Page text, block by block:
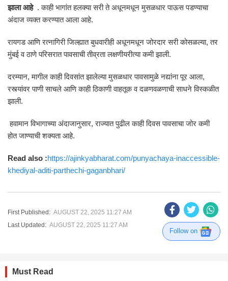
झाला आहे . काही भागांत हलक्या सरी ते अधूनमधून मुसळधार पाऊस पडण्याचा
अंदाज व्यक्त करण्यात आला आहे.
रायगड आणि रत्नागिरी जिल्ह्यात बुधवारीही अधूनमधून जोरदार सरी कोसळल्या, तर
मुंबई व ठाणे परिसरात पावसाची तीव्रता लक्षणीयरीत्या कमी झाली.
दरम्यान, मागील काही दिवसांत झालेल्या मुसळधार पावसामुळे नद्यांना पूर आला,
रस्त्यांवर पाणी साचले आणि काही ठिकाणी वाहतूक व दळणवळणाची साधने विस्कळीत
झाली.
हवामान विभागाच्या अंदाजानुसार, राज्यात पुढील काही दिवस पावसाचा जोर कमी
होत जाण्याची शक्यता आहे.
Read also :https://ajinkyabharat.com/punyachaya-inaccessible-
khediyal-aditi-parthechi-gaganbhari/
First Published: AUGUST 22, 2025 11:27 AM
Last Updated: AUGUST 22, 2025 11:27 AM
Follow on
Must Read